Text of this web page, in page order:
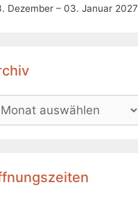
Dezember – 03. Januar 2027